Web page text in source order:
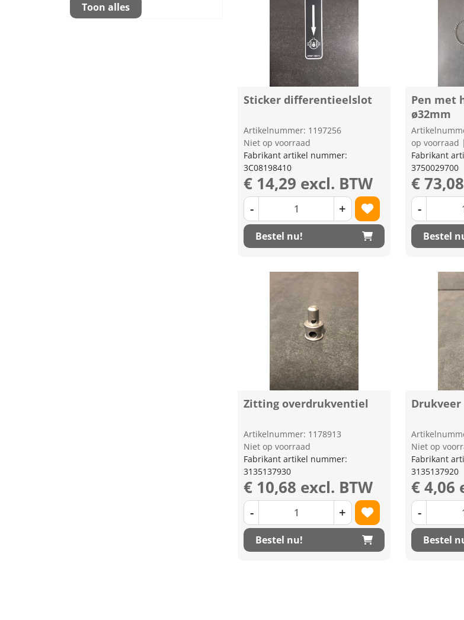
Toon alles
Sticker differentieelslot
Artikelnummer: 1197256
Niet op voorraad
Fabrikant artikel nummer:
3C08198410
€ 14,29 excl. BTW
- +
Bestel nu!
Pen met
ø32mm
op voorraad
Fabrikant
3750029700
€
-
Bestel
Zitting overdrukventiel
Artikelnummer: 1178913
Niet op voorraad
Fabrikant artikel nummer:
3135137930
€ 10,68 excl. BTW
- +
Bestel nu!
Drukveer
Niet op
Fabrikant
3135137920
€ 4,06
-
Bestel